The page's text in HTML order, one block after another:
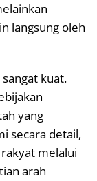
langsung oleh
kuat.
yang
secara detail,
melalui
arah